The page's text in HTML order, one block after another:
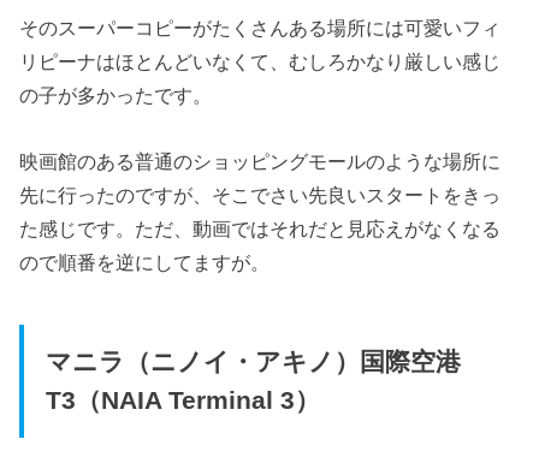
そのスーパーコピーがたくさんある場所には可愛いフィ
リピーナはほとんどいなくて、むしろかなり厳しい感じ
の子が多かったです。
映画館のある普通のショッピングモールのような場所に
先に行ったのですが、そこでさい先良いスタートをきっ
た感じです。ただ、動画ではそれだと見応えがなくなる
ので順番を逆にしてますが。
マニラ（ニノイ・アキノ）国際空港
T3（NAIA Terminal 3）